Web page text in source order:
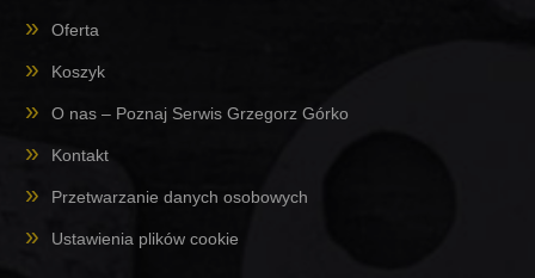
Oferta
Koszyk
O nas – Poznaj Serwis Grzegorz Górko
Kontakt
Przetwarzanie danych osobowych
Ustawienia plików cookie